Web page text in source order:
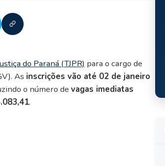
do Paraná (TJPR) para o cargo de
As inscrições vão até 02 de janeiro
o número de vagas imediatas
.